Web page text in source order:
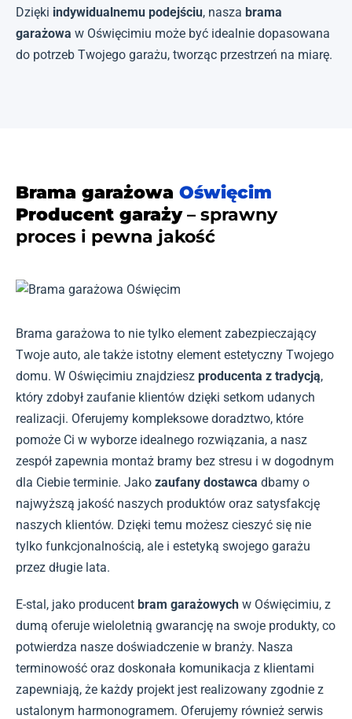
Dzięki indywidualnemu podejściu, nasza brama
garażowa w Oświęcimiu może być idealnie dopasowana
do potrzeb Twojego garażu, tworząc przestrzeń na miarę.
Brama garażowa Oświęcim
Producent garaży– sprawny
proces i pewna jakość
Brama garażowa to nie tylko element zabezpieczający
Twoje auto, ale także istotny element estetyczny Twojego
domu. W Oświęcimiu znajdziesz producenta z tradycją,
który zdobył zaufanie klientów dzięki setkom udanych
realizacji. Oferujemy kompleksowe doradztwo, które
pomoże Ci w wyborze idealnego rozwiązania, a nasz
zespół zapewnia montaż bramy bez stresu i w dogodnym
dla Ciebie terminie. Jako zaufany dostawca dbamy o
najwyższą jakość naszych produktów oraz satysfakcję
naszych klientów. Dzięki temu możesz cieszyć się nie
tylko funkcjonalnością, ale i estetyką swojego garażu
przez długie lata.
E-stal, jako producent bram garażowych w Oświęcimiu, z
dumą oferuje wieloletnią gwarancję na swoje produkty, co
potwierdza nasze doświadczenie w branży. Nasza
terminowość oraz doskonała komunikacja z klientami
zapewniają, że każdy projekt jest realizowany zgodnie z
ustalonym harmonogramem. Oferujemy również serwis